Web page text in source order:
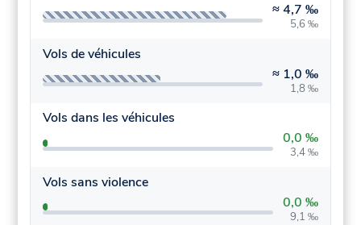
≈4,7 ‰
5,6 ‰
Vols de véhicules
≈ 1,0 ‰
1,8 ‰
Vols dans les véhicules
0,0 ‰
3,4 ‰
Vols sans violence
0,0 ‰
9,1 ‰